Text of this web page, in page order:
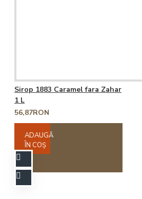
Sirop 1883 Caramel fara Zahar
1 L
56,87RON
ADAUGĂ
ÎN COŞ